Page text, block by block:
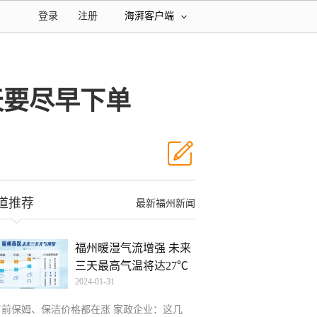
海湃客户端
注册
登录
尽早下单
最新福州新闻
推荐
福州暖湿气流增强 未来
三天最高气温将达27℃
2024-01-31
保姆、保洁价格都在涨 家政企业：这几